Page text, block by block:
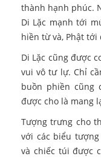
thành hạnh phúc.
Di Lặc mạnh tới
hiền từ và, Phật
Di Lặc cũng được
vui vô tư lự. Chỉ
buồn phiền cũng
được cho là mang
Tượng trưng cho
với các biểu
và chiếc túi được